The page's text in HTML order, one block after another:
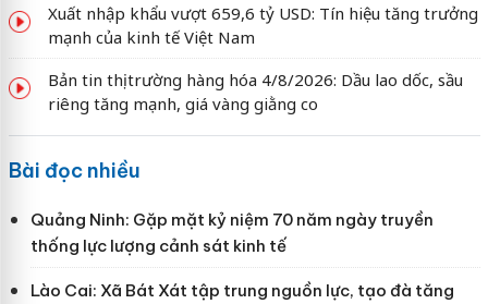
Xuất nhập khẩu vượt 659,6 tỷ USD: Tín hiệu tăng trưởng
mạnh của kinh tế Việt Nam
Bản tin thị trường hàng hóa 4/8/2026: Dầu lao dốc, sầu
riêng tăng mạnh, giá vàng giằng co
Bài đọc nhiều
Quảng Ninh: Gặp mặt kỷ niệm 70 năm ngày truyền
thống lực lượng cảnh sát kinh tế
Lào Cai: Xã Bát Xát tập trung nguồn lực, tạo đà tăng